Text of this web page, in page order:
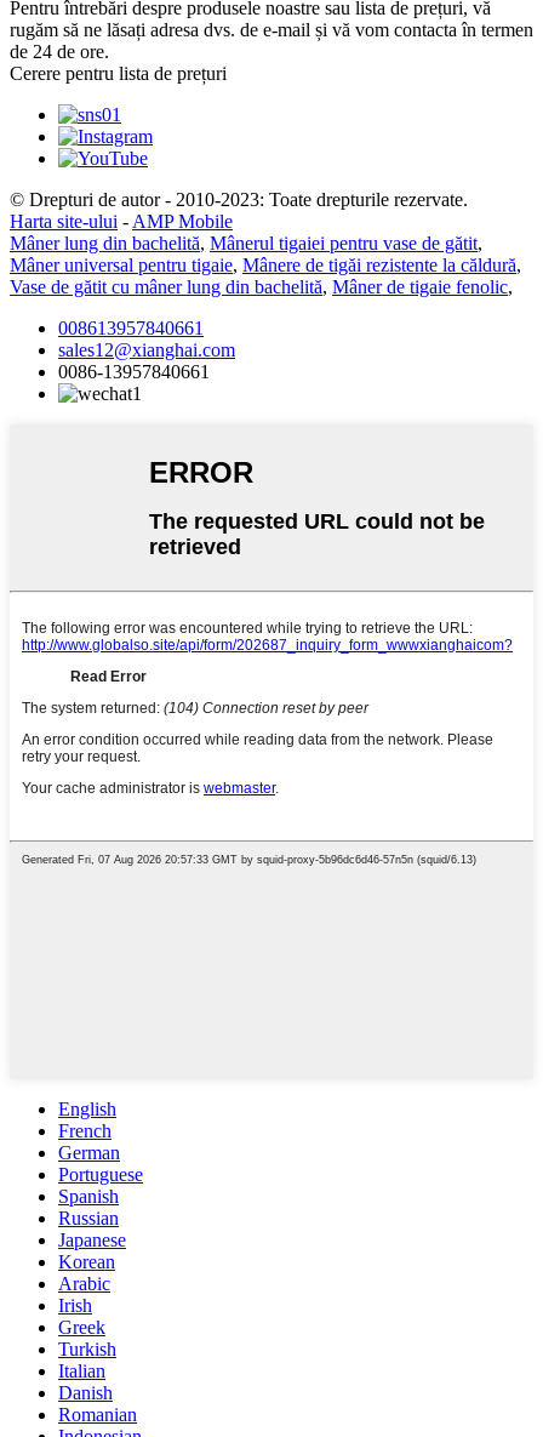
Pentru întrebări despre produsele noastre sau lista de prețuri, vă
rugăm să ne lăsați adresa dvs. de e-mail și vă vom contacta în termen
de 24 de ore.
Cerere pentru lista de prețuri
© Drepturi de autor - 2010-2023: Toate drepturile rezervate.
Harta site-ului - AMP Mobile
Mâner lung din bachelită, Mânerul tigaiei pentru vase de gătit,
Mâner universal pentru tigaie, Mânere de tigăi rezistente la căldură,
Vase de gătit cu mâner lung din bachelită, Mâner de tigaie fenolic,
008613957840661
sales12@xianghai.com
0086-13957840661
English
French
German
Portuguese
Spanish
Russian
Japanese
Korean
Arabic
Irish
Greek
Turkish
Italian
Danish
Romanian